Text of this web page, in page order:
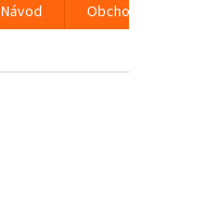
Návod
Obchodní podmínky